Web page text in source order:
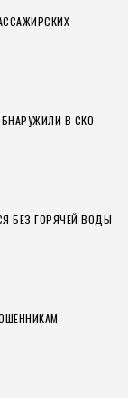
В СКО
БЕЗ ГОРЯЧЕЙ ВОДЫ